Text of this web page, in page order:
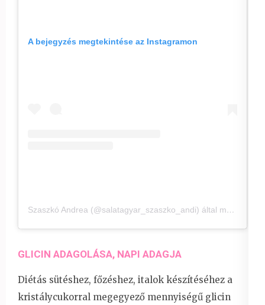
A bejegyzés megtekintése az Instagramon
Szaszkó Andrea (@salatagyar_szaszko_andi) által megosztott bejegyzés
GLICIN ADAGOLÁSA, NAPI ADAGJA
Diétás sütéshez, főzéshez, italok készítéséhez a
kristálycukorral megegyező mennyiségű glicin